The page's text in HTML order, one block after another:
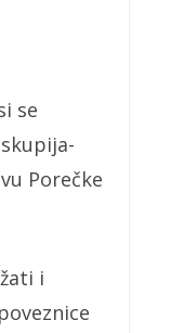
se
Porečke
i